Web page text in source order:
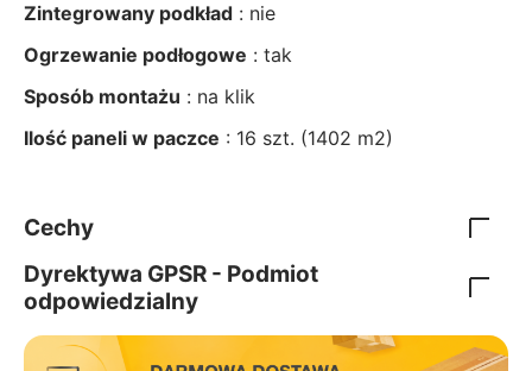
Zintegrowany podkład : nie
Ogrzewanie podłogowe : tak
Sposób montażu : na klik
Ilość paneli w paczce : 16 szt. (1402 m2)
Cechy
Dyrektywa GPSR - Podmiot
odpowiedzialny